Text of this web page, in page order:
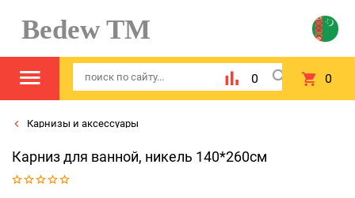
Bedew TM
0 0
Карнизы и аксессуары
Карниз для ванной, никель 140*260см